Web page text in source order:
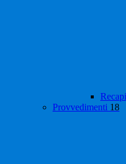
Provvedimenti 18